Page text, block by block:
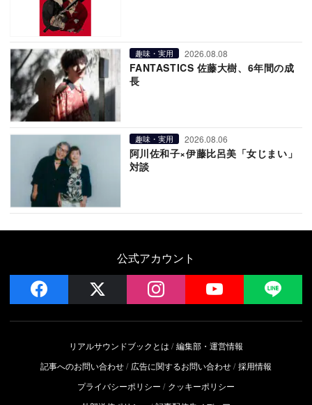
趣味・実用 2026.08.08
FANTASTICS 佐藤大樹、6年間の成
長
趣味・実用 2026.08.06
阿川佐和子×伊藤比呂美「女じまい」
対談
公式アカウント
facebook instagram YouTube
リアルサウンドブックとは
編集部・運営情報
記事へのお問い合わせ
広告に関するお問い合わせ 採用情報
プライバシーポリシー
クッキーポリシー